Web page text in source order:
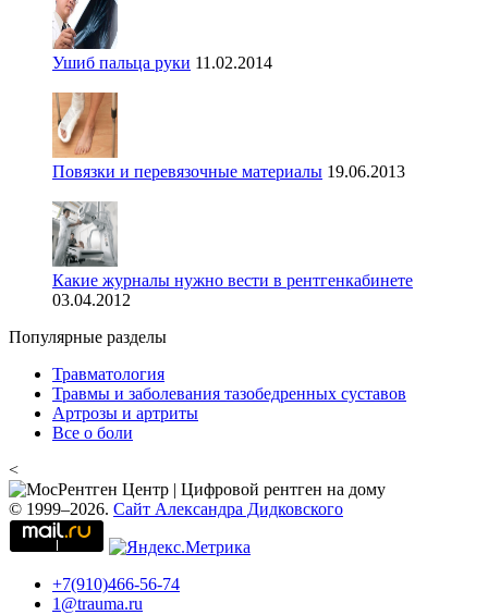
Ушиб пальца руки 11.02.2014
Повязки и перевязочные материалы 19.06.2013
Какие журналы нужно вести в рентгенкабинете
03.04.2012
Популярные разделы
Травматология
Травмы и заболевания тазобедренных суставов
Артрозы и артриты
Все о боли
<
© 1999–2026. Сайт Александра Дидковского
+7(910)466-56-74
1@trauma.ru